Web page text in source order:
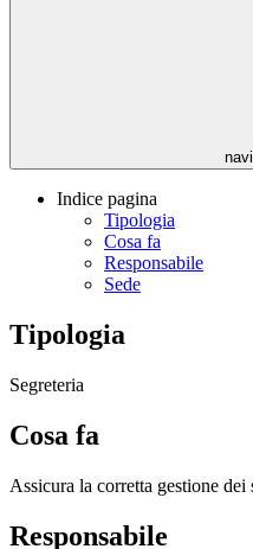
Indice pagina
Tipologia
Cosa fa
Responsabile
Sede
Tipologia
Segreteria
Cosa fa
Assicura la corretta gestione
Responsabile